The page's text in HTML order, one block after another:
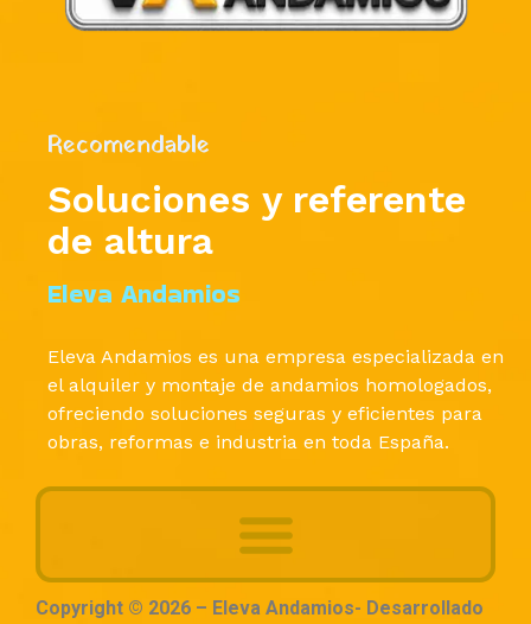
Copyright © 2026 – Eleva Andamios- Desarrollado
Recomendable
Soluciones y referente
de altura
Eleva Andamios
Eleva Andamios es una empresa especializada en
el alquiler y montaje de andamios homologados,
ofreciendo soluciones seguras y eficientes para
obras, reformas e industria en toda España.